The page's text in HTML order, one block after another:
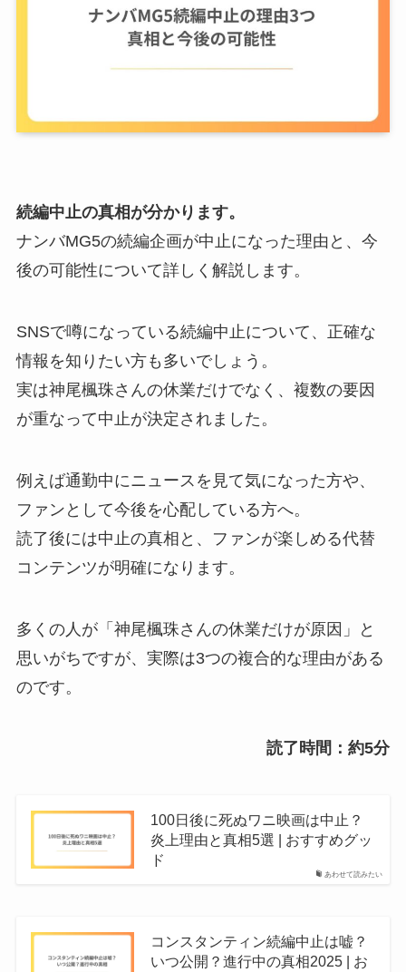
続編中止の真相が分かります。
ナンバMG5の続編企画が中止になった理由と、今
後の可能性について詳しく解説します。
SNSで噂になっている続編中止について、正確な
情報を知りたい方も多いでしょう。
実は神尾楓珠さんの休業だけでなく、複数の要因
が重なって中止が決定されました。
例えば通勤中にニュースを見て気になった方や、
ファンとして今後を心配している方へ。
読了後には中止の真相と、ファンが楽しめる代替
コンテンツが明確になります。
多くの人が「神尾楓珠さんの休業だけが原因」と
思いがちですが、実際は3つの複合的な理由がある
のです。
読了時間：約5分
あわせて読みたい
100日後に死ぬワニ映画は中止？
炎上理由と真相5選 | おすすめグッ
ド
コンスタンティン続編中止は嘘？
いつ公開？進行中の真相2025 | お